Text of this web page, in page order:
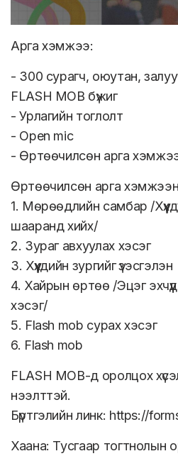
Арга хэмжээ:
- 300 сурагч, оюутан,
FLASH MOB бүжиг
- Урлагийн тоглолт
- Open mic
- Өртөөчилсөн арга
Өртөөчилсөн арга
1. Мөрөөдлийн самбар /
шааранд хийх/
2. Зураг авхуулах хэсэг
3. Хүүхдийн зургийг үзэсгэлэн
4. Хайрын өртөө /Эцэг эхчүүд
хэсэг/
5. Flash mob сурах хэсэг
6. Flash mob
FLASH MOB-д оролцох
нээлттэй.
Бүртгэлийн линк: https://
Хаана: Тусгаар тогтнолын